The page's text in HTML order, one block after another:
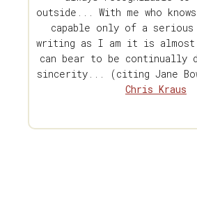
outside... With me who
capable only of a serious
writing as I am it is almost
can bear to be continually
sincerity... (citing Jane
Chris Kraus